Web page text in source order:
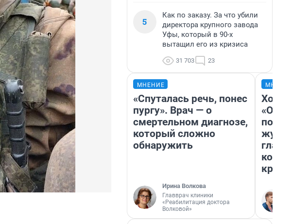
5
Как по заказу. За что убили
директора крупного завода
Уфы, который в 90-х
вытащил его из кризиса
31 703 23
МНЕНИЕ
«Спуталась речь, понес
пургу». Врач — о
смертельном диагнозе,
который сложно
обнаружить
Ирина Волкова
Главврач клиники
«Реабилитация доктора
Волковой»
Хоть